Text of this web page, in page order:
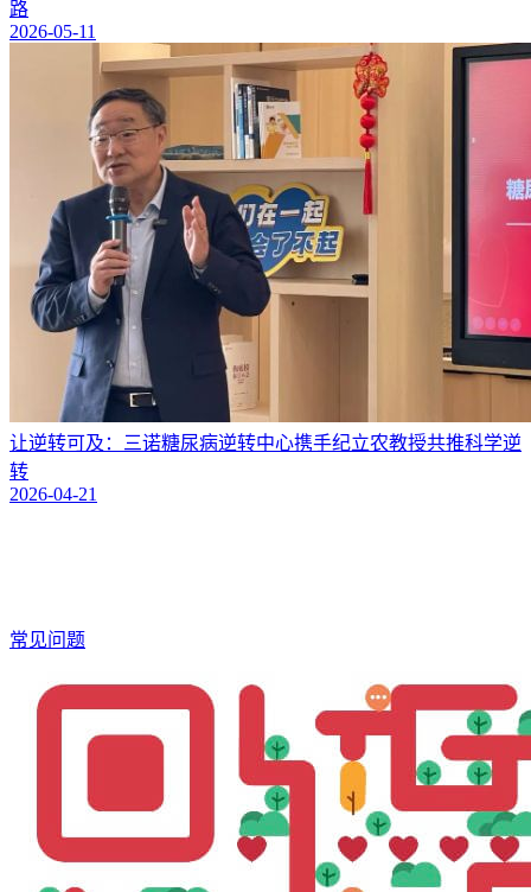
路
2026-05-11
让逆转可及：三诺糖尿病逆转中心携手纪立农教授共推科学逆
转
2026-04-21
常见问题